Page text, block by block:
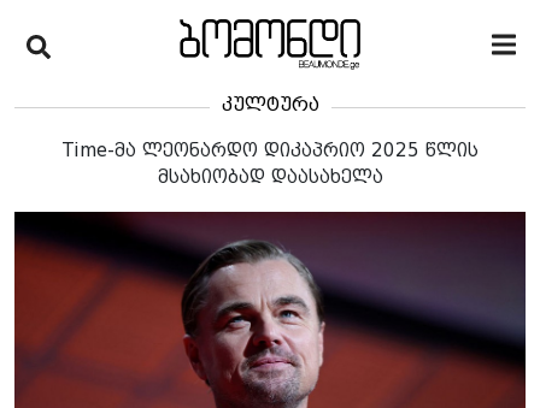
კულტურა
Time-მა ლეონარდო დიკაპრიო 2025 წლის
მსახიობად დაასახელა